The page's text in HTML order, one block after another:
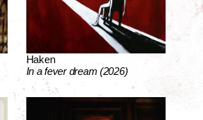
Haken
In a fever dream (2026)